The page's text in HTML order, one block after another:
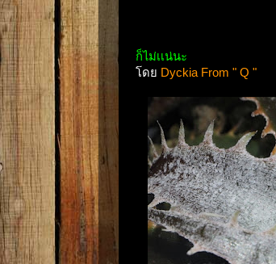
ก็ไม่เเน่นะ
โดย Dyckia From " Q "